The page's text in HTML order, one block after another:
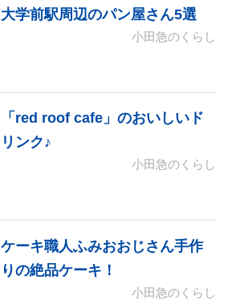
大学前駅周辺のパン屋さん5選
小田急のくらし
「red roof cafe」のおいしいド
リンク♪
小田急のくらし
ケーキ職人ふみおおじさん手作
りの絶品ケーキ！
小田急のくらし